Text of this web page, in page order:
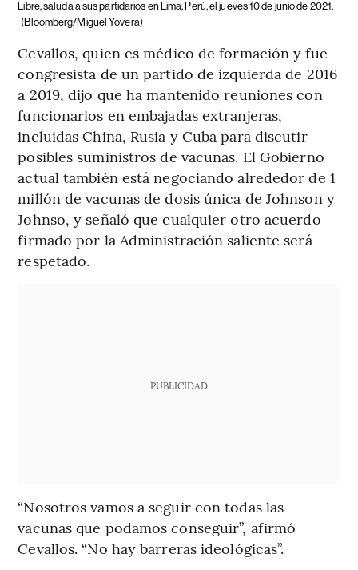
Libre, saluda a sus partidarios en Lima, Perú, el jueves 10 de junio de 2021.
(Bloomberg/Miguel Yovera)
Cevallos, quien es médico de formación y fue
congresista de un partido de izquierda de 2016
a 2019, dijo que ha mantenido reuniones con
funcionarios en embajadas extranjeras,
incluidas China, Rusia y Cuba para discutir
posibles suministros de vacunas. El Gobierno
actual también está negociando alrededor de 1
millón de vacunas de dosis única de Johnson y
Johnso, y señaló que cualquier otro acuerdo
firmado por la Administración saliente será
respetado.
PUBLICIDAD
“Nosotros vamos a seguir con todas las
vacunas que podamos conseguir”, afirmó
Cevallos. “No hay barreras ideológicas”.